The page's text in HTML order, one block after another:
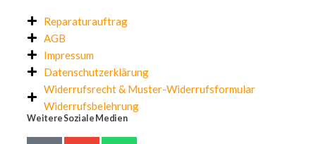
Reparaturauftrag
AGB
Impressum
Datenschutzerklärung
Widerrufsrecht & Muster-Widerrufsformular
Widerrufsbelehrung
Weitere Soziale Medien